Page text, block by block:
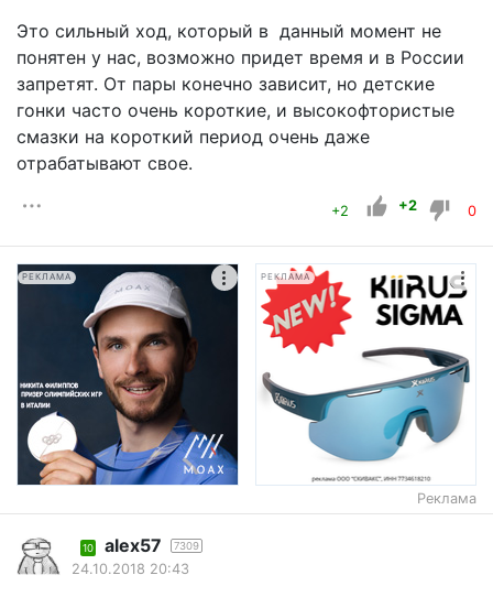
Это сильный ход, который в данный момент не
понятен у нас, возможно придет время и в России
запретят. От пары конечно зависит, но детские
гонки часто очень короткие, и высокофтористые
смазки на короткий период очень даже
отрабатывают свое.
+2 +2 0
РЕКЛАМА РЕКЛАМА
Реклама
10 alex57 7309
24.10.2018 20:43